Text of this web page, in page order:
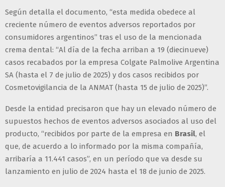
Según detalla el documento, “esta medida obedece al
creciente número de eventos adversos reportados por
consumidores argentinos” tras el uso de la mencionada
crema dental: “Al día de la fecha arriban a 19 (diecinueve)
casos recabados por la empresa Colgate Palmolive Argentina
SA (hasta el 7 de julio de 2025) y dos casos recibidos por
Cosmetovigilancia de la ANMAT (hasta 15 de julio de 2025)”.
Desde la entidad precisaron que hay un elevado número de
supuestos hechos de eventos adversos asociados al uso del
producto, “recibidos por parte de la empresa en Brasil, el
que, de acuerdo a lo informado por la misma compañía,
arribaría a 11.441 casos”, en un período que va desde su
lanzamiento en julio de 2024 hasta el 18 de junio de 2025.